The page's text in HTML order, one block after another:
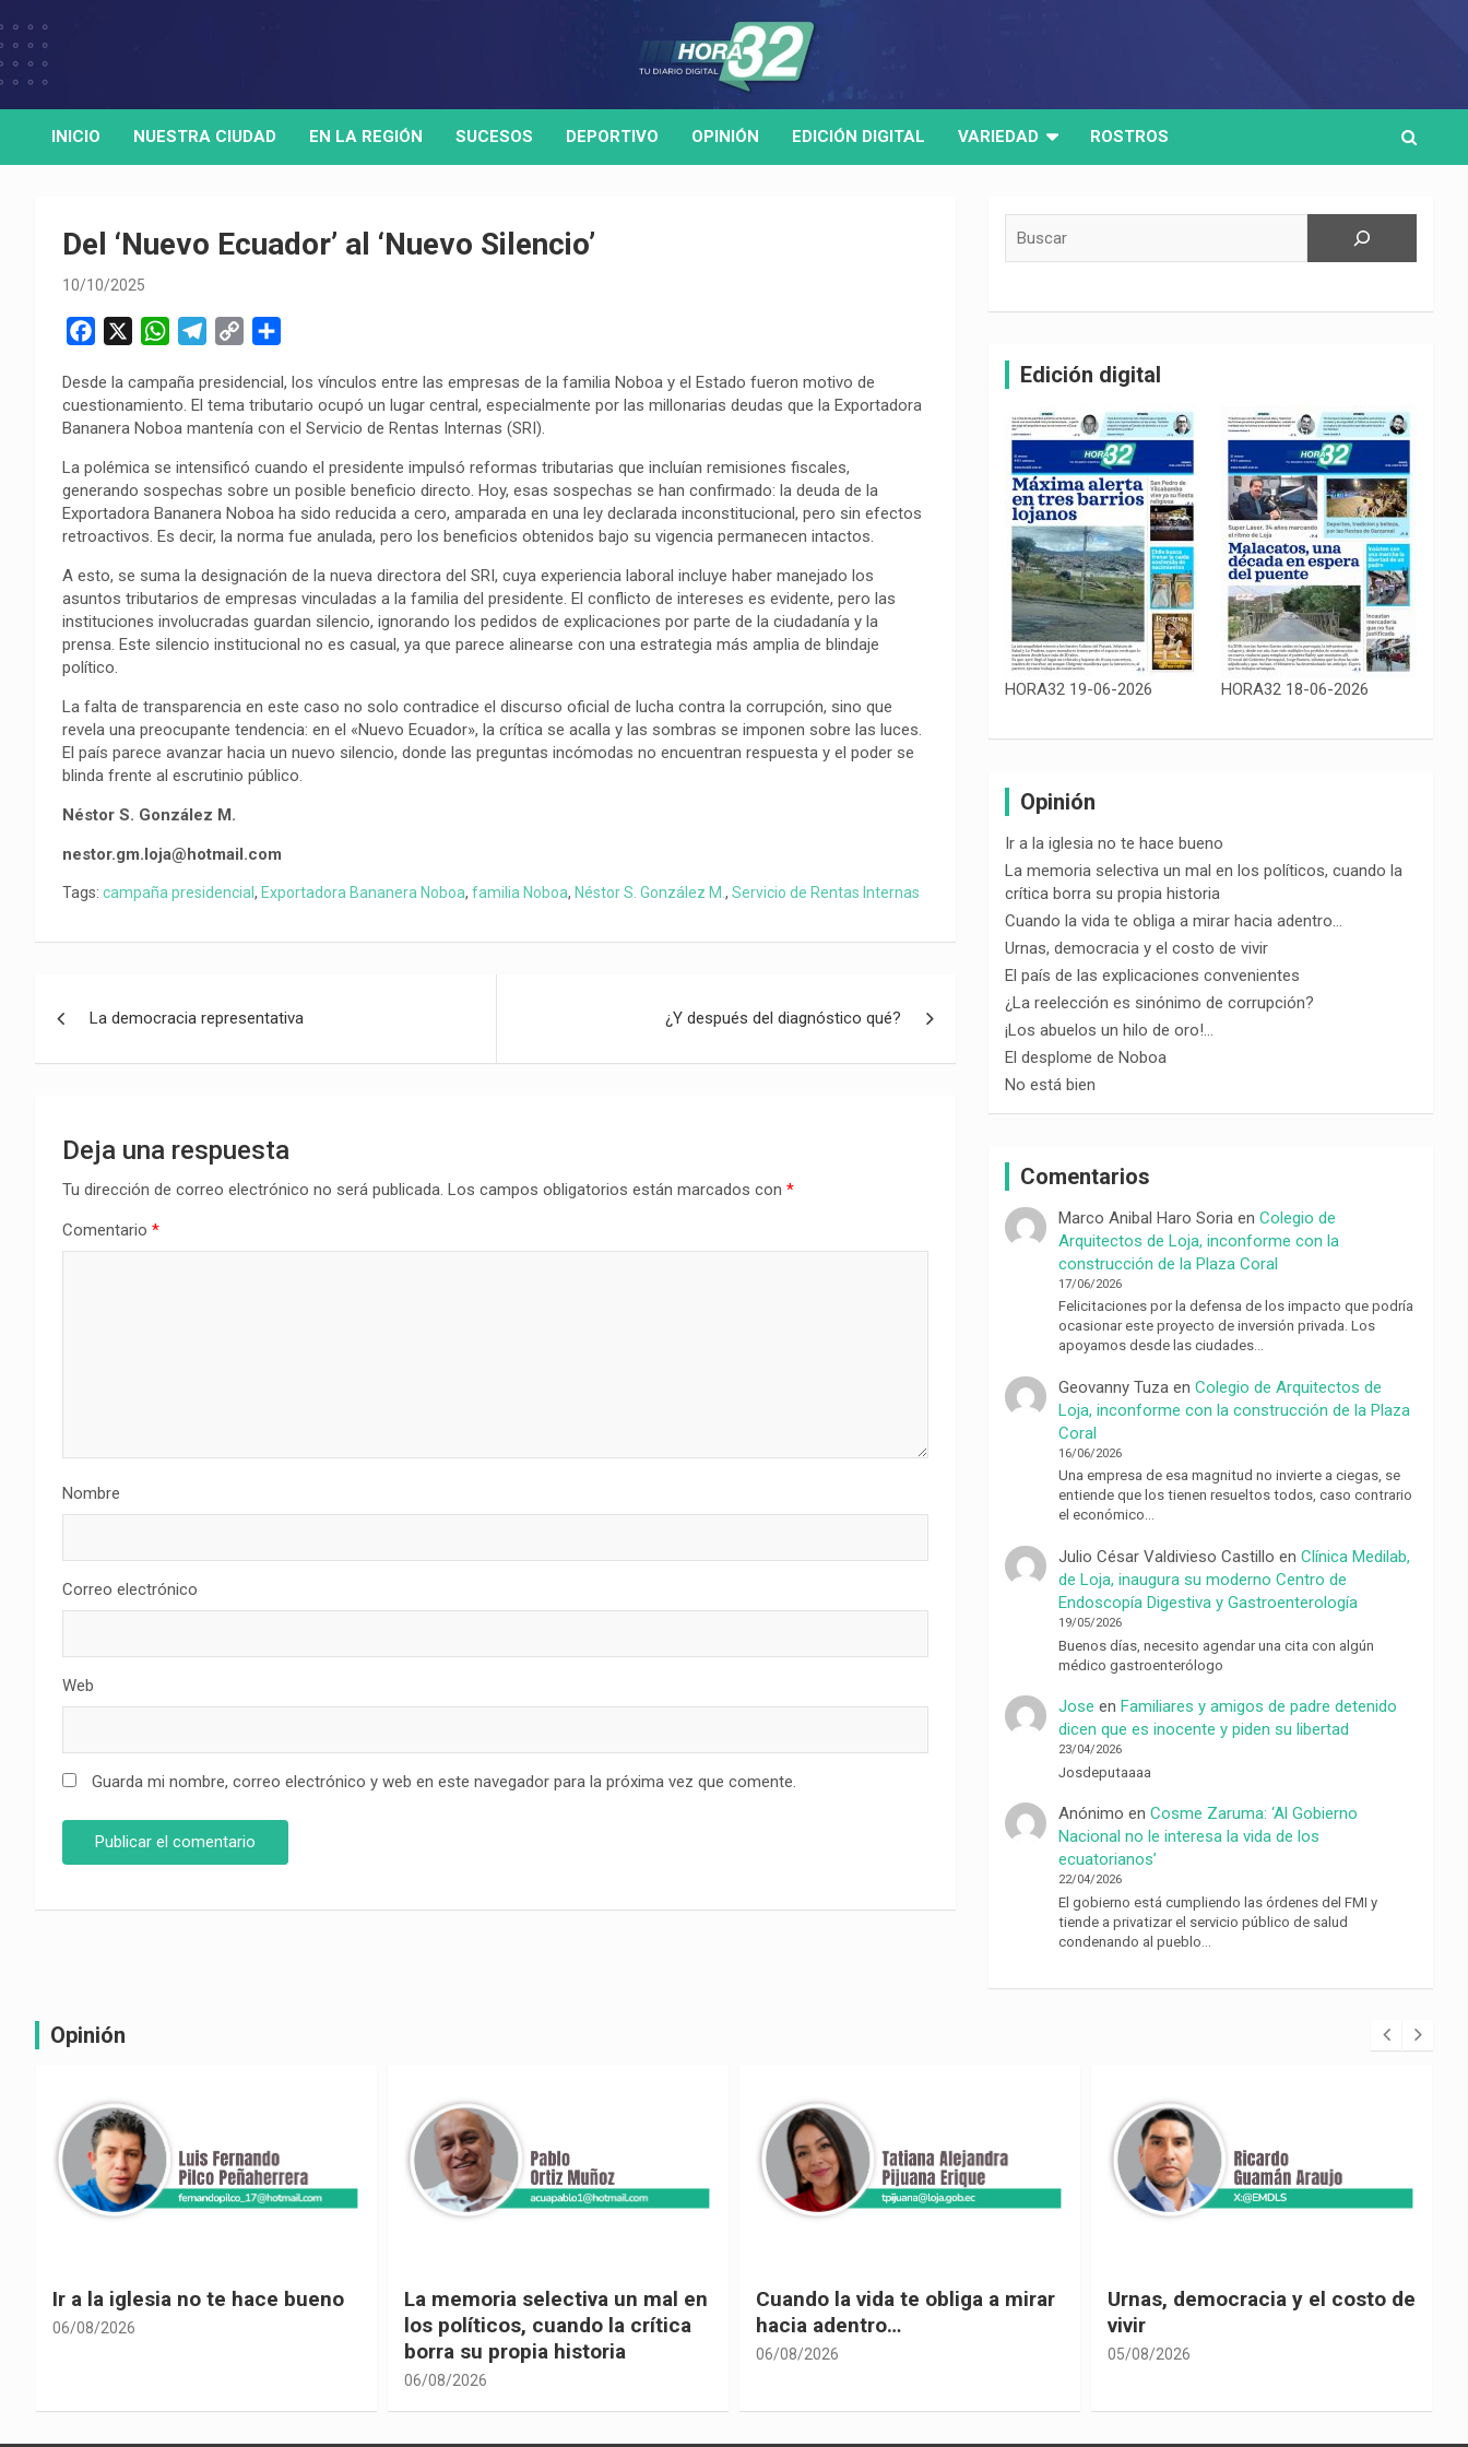
to
HORA32
Medio de comunicación digital
INICIO NUESTRA CIUDAD EN LA REGIÓN SUCESOS DEPORTIVO OPINIÓN EDICIÓN DIGITAL VARIEDAD ROSTROS
Del ‘Nuevo Ecuador’ al ‘Nuevo Silencio’
10/10/2025
c
e
o
o
k
W
a
t
A
p
p
l
e
r
a
m
p
y
i
n
k
m
p
r
t
i
Desde la campaña presidencial, los vínculos entre las empresas de la familia Noboa y el Estado fueron motivo de
cuestionamiento. El tema tributario ocupó un lugar central, especialmente por las millonarias deudas que la Exportadora
Bananera Noboa mantenía con el Servicio de Rentas Internas (SRI).
La polémica se intensificó cuando el presidente impulsó reformas tributarias que incluían remisiones fiscales,
generando sospechas sobre un posible beneficio directo. Hoy, esas sospechas se han confirmado: la deuda de la
Exportadora Bananera Noboa ha sido reducida a cero, amparada en una ley declarada inconstitucional, pero sin efectos
retroactivos. Es decir, la norma fue anulada, pero los beneficios obtenidos bajo su vigencia permanecen intactos.
A esto, se suma la designación de la nueva directora del SRI, cuya experiencia laboral incluye haber manejado los
asuntos tributarios de empresas vinculadas a la familia del presidente. El conflicto de intereses es evidente, pero las
instituciones involucradas guardan silencio, ignorando los pedidos de explicaciones por parte de la ciudadanía y la
prensa. Este silencio institucional no es casual, ya que parece alinearse con una estrategia más amplia de blindaje
político.
La falta de transparencia en este caso no solo contradice el discurso oficial de lucha contra la corrupción, sino que
revela una preocupante tendencia: en el «Nuevo Ecuador», la crítica se acalla y las sombras se imponen sobre las luces.
El país parece avanzar hacia un nuevo silencio, donde las preguntas incómodas no encuentran respuesta y el poder se
blinda frente al escrutinio público.
Néstor S. González M.
nestor.gm.loja@hotmail.com
Tags: campaña presidencial , Exportadora Bananera Noboa, familia Noboa, Néstor S. González M. , Servicio de Rentas Internas
La democracia representativa ¿Y después del diagnóstico qué?
Deja una respuesta
Tu dirección de correo electrónico no será publicada. Los campos obligatorios están marcados con *
Comentario *
Nombre
Correo electrónico
Web
Guarda mi nombre, correo electrónico y web en este navegador para la próxima vez que comente.
Edición digital
HORA32 19-06-2026 HORA32 18-06-2026
Opinión
Ir a la iglesia no te hace bueno
La memoria selectiva un mal en los políticos, cuando la
crítica borra su propia historia
Cuando la vida te obliga a mirar hacia adentro…
Urnas, democracia y el costo de vivir
El país de las explicaciones convenientes
¿La reelección es sinónimo de corrupción?
¡Los abuelos un hilo de oro!…
El desplome de Noboa
No está bien
Comentarios
Marco Anibal Haro Soria enColegio de
Arquitectos de Loja, inconforme con la
construcción de la Plaza Coral
17/06/2026
Felicitaciones por la defensa de los impacto que podría
ocasionar este proyecto de inversión privada. Los
apoyamos desde las ciudades…
Geovanny Tuza enColegio de Arquitectos de
Loja, inconforme con la construcción de la Plaza
Coral
16/06/2026
Una empresa de esa magnitud no invierte a ciegas, se
entiende que los tienen resueltos todos, caso contrario
el económico…
Julio César Valdivieso Castillo enClínica Medilab,
de Loja, inaugura su moderno Centro de
Endoscopía Digestiva y Gastroenterología
19/05/2026
Buenos días, necesito agendar una cita con algún
médico gastroenterólogo
Jose enFamiliares y amigos de padre detenido
dicen que es inocente y piden su libertad
23/04/2026
Josdeputaaaa
Anónimo enCosme Zaruma: ‘Al Gobierno
Nacional no le interesa la vida de los
ecuatorianos’
22/04/2026
El gobierno está cumpliendo las órdenes del FMI y
tiende a privatizar el servicio público de salud
condenando al pueblo…
Opinión
La memoria selectiva un mal en
los políticos, cuando la crítica
Cuando la vida te obliga a mirar
hacia adentro…
06/08/2026
Urnas, democracia y el costo de
vivir
05/08/2026
El país de las explicaciones
convenientes
05/08/2026